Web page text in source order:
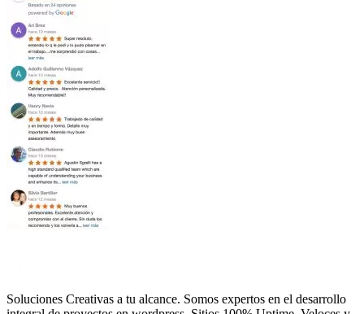
Soluciones Creativas a tu alcance. Somos expertos en el desarrollo